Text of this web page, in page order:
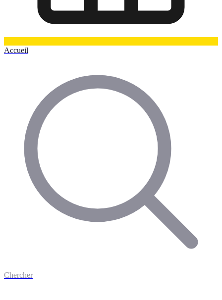
Accueil
Chercher